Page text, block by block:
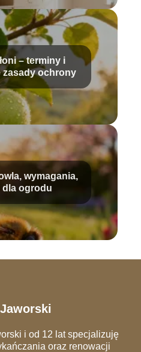
– terminy i
zasady ochrony
wymagania,
dla ogrodu
i od 12 lat specjalizuję
oraz renowacji